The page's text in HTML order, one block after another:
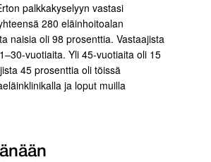
palkkakyselyyn vastasi
280 eläinhoitoalan
naisia oli 98 prosenttia. Vastaajista
vuotiaita. Yli 45-vuotiaita oli 15
45 prosenttia oli töissä
ja loput muilla